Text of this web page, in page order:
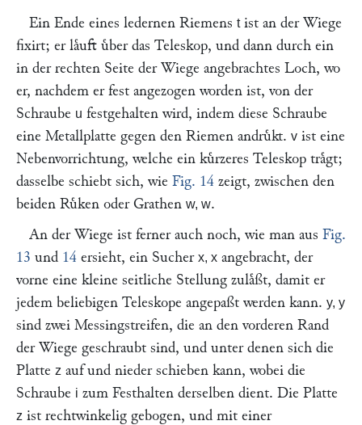
Ein Ende eines ledernen Riemens tist an der Wiege
fixirt; er laͤuft uͤber das Teleskop, und dann durch ein
in der rechten Seite der Wiege angebrachtes Loch, wo
er, nachdem er fest angezogen worden ist, von der
Schraube u festgehalten wird, indem diese Schraube
eine Metallplatte gegen den Riemen andruͤkt. v ist eine
Nebenvorrichtung, welche ein kuͤrzeres Teleskop traͤgt;
dasselbe schiebt sich, wie Fig. 14 zeigt, zwischen den
beiden Ruͤken oder Grathen w, w.
An der Wiege ist ferner auch noch, wie man aus Fig.
13 und 14 ersieht, ein Sucher x, x angebracht, der
vorne eine kleine seitliche Stellung zulaͤßt, damit er
jedem beliebigen Teleskope angepaßt werden kann. y, y
sind zwei Messingstreifen, die an den vorderen Rand
der Wiege geschraubt sind, und unter denen sich die
Platte z auf und nieder schieben kann, wobei die
Schraube i zum Festhalten derselben dient. Die Platte
z ist rechtwinkelig gebogen, und mit einer